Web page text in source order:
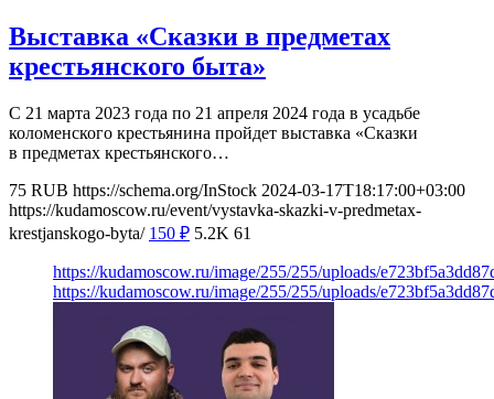
Выставка «Сказки в предметах
крестьянского быта»
С 21 марта 2023 года по 21 апреля 2024 года в усадьбе
коломенского крестьянина пройдет выставка «Сказки
в предметах крестьянского…
75 RUB https://schema.org/InStock 2024-03-17T18:17:00+03:00
https://kudamoscow.ru/event/vystavka-skazki-v-predmetax-
krestjanskogo-byta/ 150 ₽ 5.2K 61
https://kudamoscow.ru/image/255/255/uploads/
https://kudamoscow.ru/image/255/255/uploads/